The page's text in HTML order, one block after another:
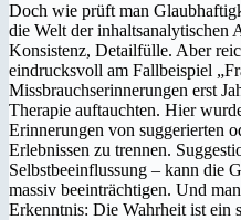
Doch wie prüft man
die Welt der inhaltsanalytischen
Konsistenz, Detailfülle. Aber
eindrucksvoll am Fallbeispiel
Missbrauchserinnerungen erst
Therapie auftauchten. Hier
Erinnerungen von suggerierten
Erlebnissen zu trennen.
Selbstbeeinflussung – kann die
massiv beeinträchtigen. Und
Erkenntnis: Die Wahrheit ist ein